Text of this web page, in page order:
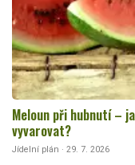
Meloun při hubnutí –
vyvarovat?
Jídelní plán · 29. 7. 2026